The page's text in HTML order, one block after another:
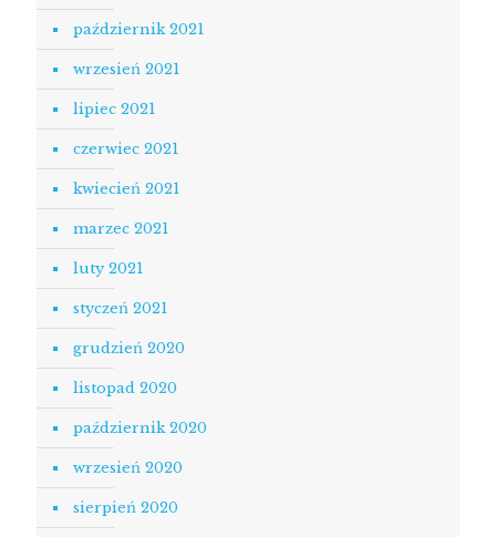
październik 2021
wrzesień 2021
lipiec 2021
czerwiec 2021
kwiecień 2021
marzec 2021
luty 2021
styczeń 2021
grudzień 2020
listopad 2020
październik 2020
wrzesień 2020
sierpień 2020